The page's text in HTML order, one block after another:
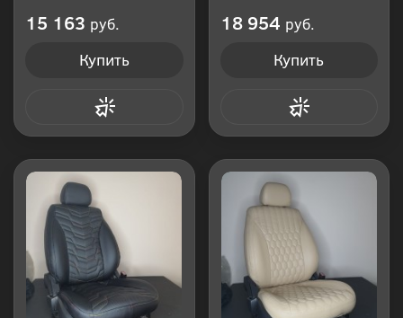
15 163 руб.
Купить
18 954 руб.
Купить